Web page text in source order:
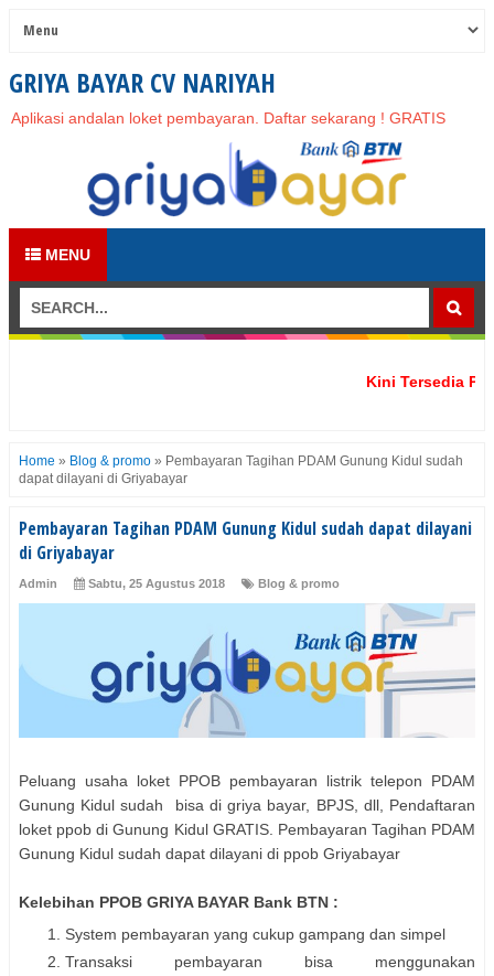
GRIYA BAYAR CV NARIYAH
Aplikasi andalan loket pembayaran. Daftar sekarang ! GRATIS
MENU
Kini Tersedia PLN
Home » Blog & promo » Pembayaran Tagihan PDAM Gunung Kidul sudah
dapat dilayani di Griyabayar
Pembayaran Tagihan PDAM Gunung Kidul sudah dapat dilayani
di Griyabayar
Admin Sabtu, 25 Agustus 2018 Blog & promo
Peluang usaha loket PPOB pembayaran listrik telepon PDAM
Gunung Kidul sudah bisa di griya bayar, BPJS, dll, Pendaftaran
loket ppob di Gunung Kidul GRATIS. Pembayaran Tagihan PDAM
Gunung Kidul sudah dapat dilayani di ppob Griyabayar
Kelebihan PPOB GRIYA BAYAR Bank BTN :
System pembayaran yang cukup gampang dan simpel
Transaksi pembayaran bisa menggunakan